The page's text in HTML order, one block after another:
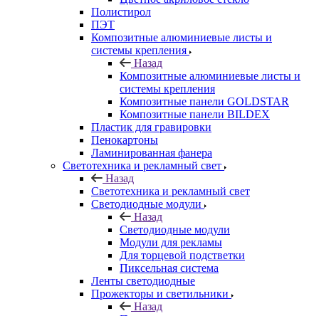
Полистирол
ПЭТ
Композитные алюминиевые листы и
системы крепления
Назад
Композитные алюминиевые листы и
системы крепления
Композитные панели GOLDSTAR
Композитные панели BILDEX
Пластик для гравировки
Пенокартоны
Ламинированная фанера
Светотехника и рекламный свет
Назад
Светотехника и рекламный свет
Светодиодные модули
Назад
Светодиодные модули
Модули для рекламы
Для торцевой подстветки
Пиксельная система
Ленты светодиодные
Прожекторы и светильники
Назад